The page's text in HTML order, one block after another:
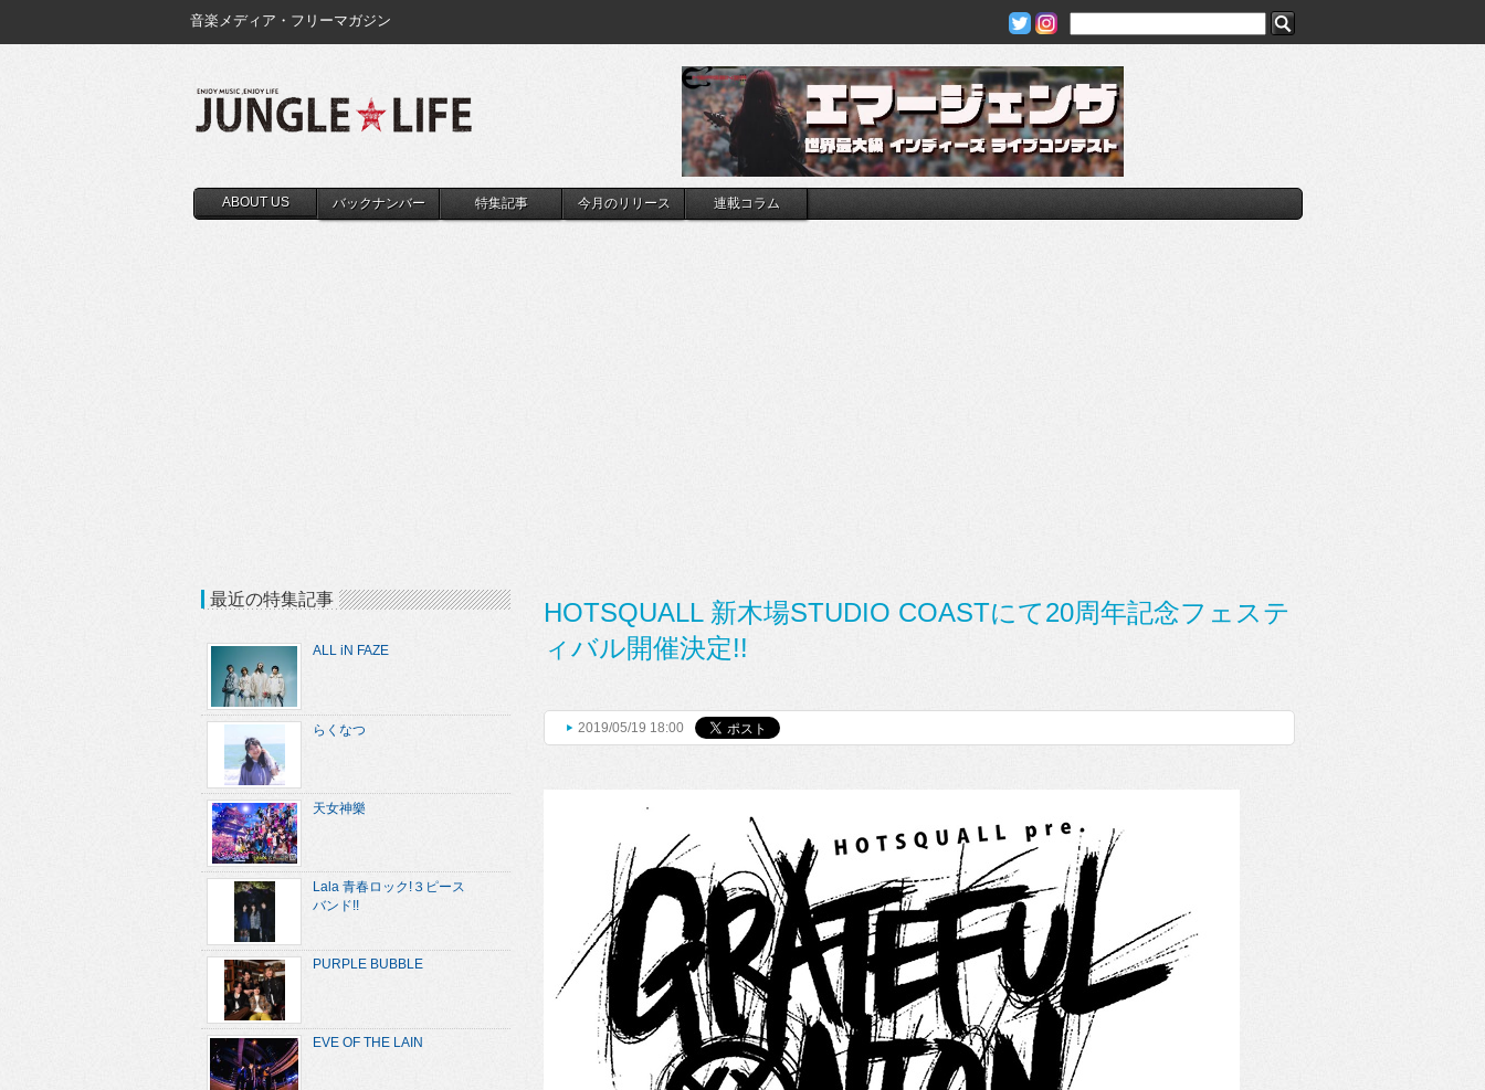
音楽メディア・フリーマガジン
ABOUT US バックナンバー 特集記事 今月のリリース 連載コラム
HOTSQUALL 新木場STUDIO COASTにて20周年記念フェステ
ィバル開催決定!!
2019/05/19 18:00
最近の特集記事
ALL iN FAZE
らくなつ
天女神樂
Lala 青春ロック!３ピース
バンド!!
PURPLE BUBBLE
EVE OF THE LAIN